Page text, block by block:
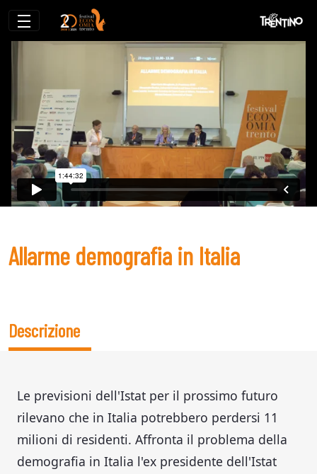
Allarme demografia in Italia
Allarme demografia in Italia
Descrizione
Le previsioni dell'Istat per il prossimo futuro
rilevano che in Italia potrebbero perdersi 11
milioni di residenti. Affronta il problema della
demografia in Italia l'ex presidente dell'Istat